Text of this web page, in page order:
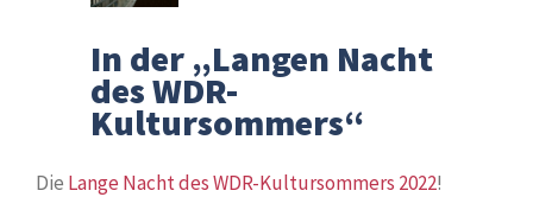
Bild
In der „Langen Nacht
des WDR-
Kultursommers“
Die Lange Nacht des WDR-Kultursommers 2022!